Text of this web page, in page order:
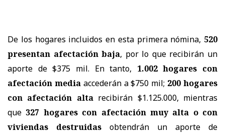
De los hogares incluidos en esta primera nómina, 520
presentan afectación baja, por lo que recibirán un
aporte de $375 mil. En tanto, 1.002 hogares con
afectación mediaaccederán a $750 mil; 200 hogares
con afectación altarecibirán $1.125.000, mientras
que 327 hogares con afectación muy alta o con
viviendas destruidas obtendrán un aporte de